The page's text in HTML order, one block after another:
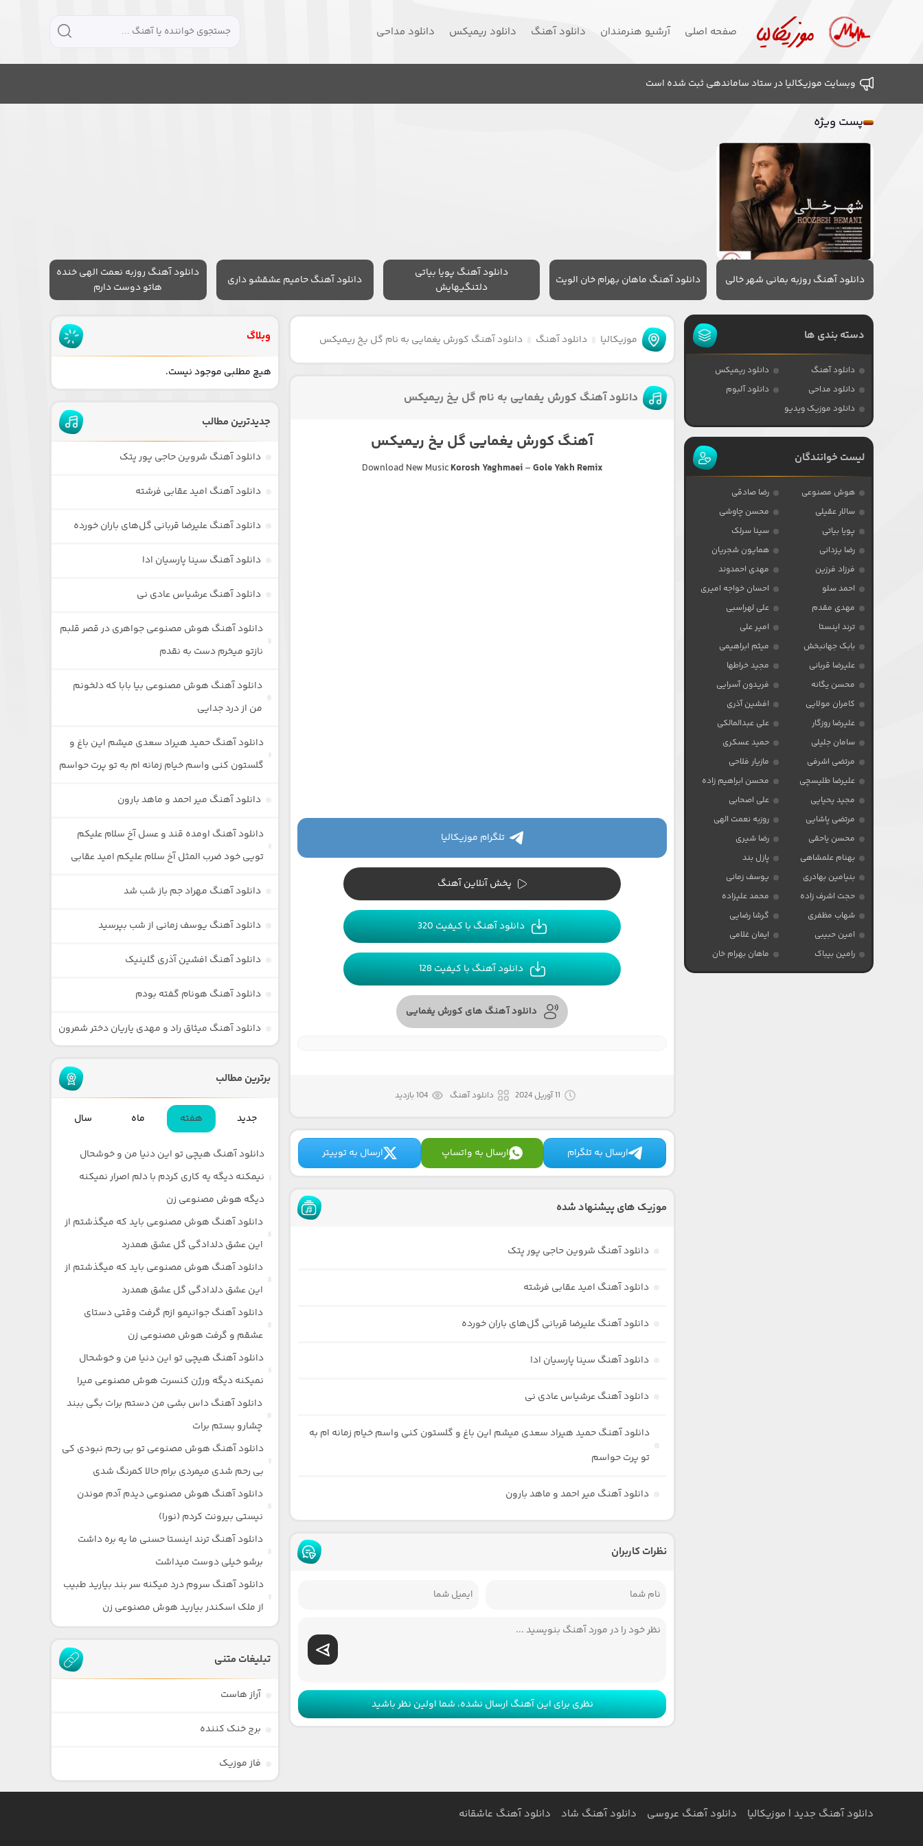
صفحه اصلی آرشیو هنرمندان دانلود آهنگ دانلود ریمیکس دانلود مداحی
وبسایت موزیکالیا در ستاد ساماندهی ثبت شده است
پست ویژه
دانلود آهنگ روزبه بمانی شهر خالی دانلود آهنگ ماهان بهرام خان الویت
دانلود آهنگ پویا بیاتی
دلتنگیهایش
دانلود آهنگ حامیم عشقشو داری
دانلود آهنگ روزبه نعمت الهی خنده
هاتو دوست دارم
موزیکالیا دانلود آهنگ دانلود آهنگ کورش یغمایی به نام گل یخ ریمیکس
دانلود آهنگ کورش یغمایی به نام گل یخ ریمیکس
آهنگ کورش یغمایی گل یخ ریمیکس
Download New MusicKorosh Yaghmaei–Gole Yakh Remix
تلگرام موزیکالیا
پخش آنلاین آهنگ
دانلود آهنگ با کیفیت 320
دانلود آهنگ با کیفیت 128
دانلود آهنگ های کورش یغمایی
11 آوریل 2024 دانلود آهنگ 104 بازدید
ارسال به تلگرام ارسال به واتساپ ارسال به توییتر
موزیک های پیشنهاد شده
دانلود آهنگ شروین حاجی پور پتک
دانلود آهنگ امید عقابی فرشته
دانلود آهنگ علیرضا قربانی گل‌های باران خورده
دانلود آهنگ سینا پارسیان ادا
دانلود آهنگ عرشیاس عادی نی
دانلود آهنگ حمید هیراد سعدی میشم این باغ و گلستون کنی واسم خیام زمانه ام به
تو پرت حواسم
دانلود آهنگ میر احمد و ماهد بارون
نظرات کاربران
نظری برای این آهنگ ارسال نشده، شما اولین نظر باشید
دسته بندی ها
دانلود آهنگ
دانلود ریمیکس
دانلود مداحی
دانلود آلبوم
دانلود موزیک ویدیو
لیست خوانندگان
هوش مصنوعی
رضا صادقی
سالار عقیلی
محسن چاوشی
پویا بیاتی
سینا سرلک
رضا یزدانی
همایون شجریان
فرزاد فرزین
مهدی احمدوند
احمد سلو
احسان خواجه امیری
مهدی مقدم
علی لهراسبی
ترند اینستا
امیر علی
بابک جهانبخش
میثم ابراهیمی
علیرضا قربانی
مجید خراطها
محسن یگانه
فریدون آسرایی
کامران مولایی
افشین آذری
علیرضا روزگار
علی عبدالمالکی
سامان جلیلی
حمید عسکری
مرتضی اشرفی
مازیار فلاحی
علیرضا طلیسچی
محسن ابراهیم زاده
مجید یحیایی
علی اصحابی
مرتضی پاشایی
روزبه نعمت الهی
محسن یاحقی
رضا شیری
بهنام علمشاهی
پازل بند
بنیامین بهادری
یوسف زمانی
حجت اشرف زاده
محمد علیزاده
شهاب مظفری
گرشا رضایی
امین حبیبی
ایمان غلامی
رامین بیباک
ماهان بهرام خان
وبلاگ
هیچ مطلبی موجود نیست.
جدیدترین مطالب
دانلود آهنگ شروین حاجی پور پتک
دانلود آهنگ امید عقابی فرشته
دانلود آهنگ علیرضا قربانی گل‌های باران خورده
دانلود آهنگ سینا پارسیان ادا
دانلود آهنگ عرشیاس عادی نی
دانلود آهنگ هوش مصنوعی جواهری در قصر قلبم
نازتو میخرم دست به نقدم
دانلود آهنگ هوش مصنوعی بیا بابا که دلخونم
من از درد جدایی
دانلود آهنگ حمید هیراد سعدی میشم این باغ و
گلستون کنی واسم خیام زمانه ام به تو پرت حواسم
دانلود آهنگ میر احمد و ماهد بارون
دانلود آهنگ اومده قند و عسل آخ سلام علیکم
تویی خود ضرب المثل آخ سلام علیکم امید عقابی
دانلود آهنگ مهراد جم باز شب شد
دانلود آهنگ یوسف زمانی از شب بپرسید
دانلود آهنگ افشین آذری گلینیک
دانلود آهنگ هونام گفته بودم
دانلود آهنگ میثاق راد و مهدی یاریان دختر شمرون
برترین مطالب
جدید هفته ماه سال
دانلود آهنگ هیچی تو این دنیا من و خوشحال
نیمکنه دیگه یه کاری کردم با دلم اصرار نمیکنه
دیگه هوش مصنوعی زن
دانلود آهنگ هوش مصنوعی باید که میگذشتم از
این عشق دلدادگی گل عشق همدرد
دانلود آهنگ هوش مصنوعی باید که میگذشتم از
این عشق دلدادگی گل عشق همدرد
دانلود آهنگ جوانیمو ازم گرفت وقتی دستای
عشقم و گرفت هوش مصنوعی زن
دانلود آهنگ هیچی تو این دنیا من و خوشحال
نمیکنه دیگه ورژن کنسرت هوش مصنوعی میرا
دانلود آهنگ داس بشی من دستم برات بگی ببند
چشارو بستم برات
دانلود آهنگ هوش مصنوعی تو بی رحم نبودی کی
بی رحم شدی میمردی برام حالا کمرنگ شدی
دانلود آهنگ هوش مصنوعی دیدم آدم موندن
نیستی بیرونت کردم (نورا)
دانلود آهنگ ترند اینستا حسنی ما یه بره داشت
برشو خیلی دوست میداشت
دانلود آهنگ سروم درد میکنه سر بند بیارید طبیب
از ملک اسکندر بیارید هوش مصنوعی زن
تبلیغات متنی
آراز هاست
برج خنک کننده
فاز موزیک
دانلود آهنگ جدید | موزیکالیا دانلود آهنگ عروسی دانلود آهنگ شاد دانلود آهنگ عاشقانه